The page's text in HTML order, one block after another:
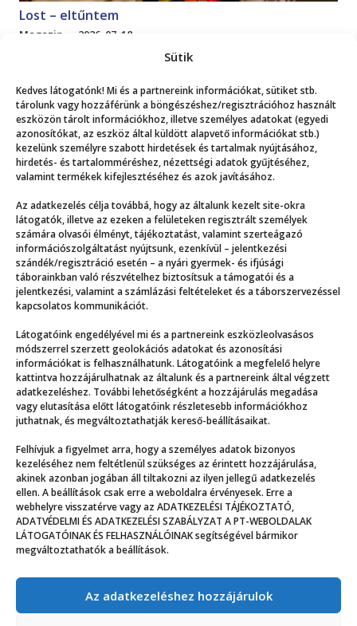
Sütik
Kedves látogatónk! Mi és a partnereink információkat, sütiket stb.
tárolunk vagy hozzáférünk a böngészéshez/regisztrációhoz használt
eszközön tárolt információkhoz, illetve személyes adatokat (egyedi
azonosítókat, az eszköz által küldött alapvető információkat stb.)
kezelünk személyre szabott hirdetések és tartalmak nyújtásához,
hirdetés- és tartalomméréshez, nézettségi adatok gyűjtéséhez,
valamint termékek kifejlesztéséhez és azok javításához.
Az adatkezelés célja továbbá, hogy az általunk kezelt site-okra
látogatók, illetve az ezeken a felületeken regisztrált személyek
számára olvasói élményt, tájékoztatást, valamint szerteágazó
információszolgáltatást nyújtsunk, ezenkívül – jelentkezési
szándék/regisztráció esetén – a nyári gyermek- és ifjúsági
táborainkban való részvételhez biztosítsuk a támogatói és a
jelentkezési, valamint a számlázási feltételeket és a táborszervezéssel
kapcsolatos kommunikációt.
Látogatóink engedélyével mi és a partnereink eszközleolvasásos
módszerrel szerzett geolokációs adatokat és azonosítási
információkat is felhasználhatunk. Látogatóink a megfelelő helyre
kattintva hozzájárulhatnak az általunk és a partnereink által végzett
adatkezeléshez. További lehetőségként a hozzájárulás megadása
vagy elutasítása előtt látogatóink részletesebb információkhoz
juthatnak, és megváltoztathatják kereső-beállításaikat.
Felhívjuk a figyelmet arra, hogy a személyes adatok bizonyos
kezeléséhez nem feltétlenül szükséges az érintett hozzájárulása,
akinek azonban jogában áll tiltakozni az ilyen jellegű adatkezelés
ellen. A beállítások csak erre a weboldalra érvényesek. Erre a
webhelyre visszatérve vagy az ADATKEZELÉSI TÁJÉKOZTATÓ,
ADATVÉDELMI ÉS ADATKEZELÉSI SZABÁLYZAT A PT-WEBOLDALAK
LÁTOGATÓINAK ÉS FELHASZNÁLÓINAK segítségével bármikor
megváltoztathatók a beállítások.
Az adatkezeléshez hozzájárulok
Lost – eltűntem
Magazin 2026. 07. 18.
Még több
Ismerkedés újratöltve